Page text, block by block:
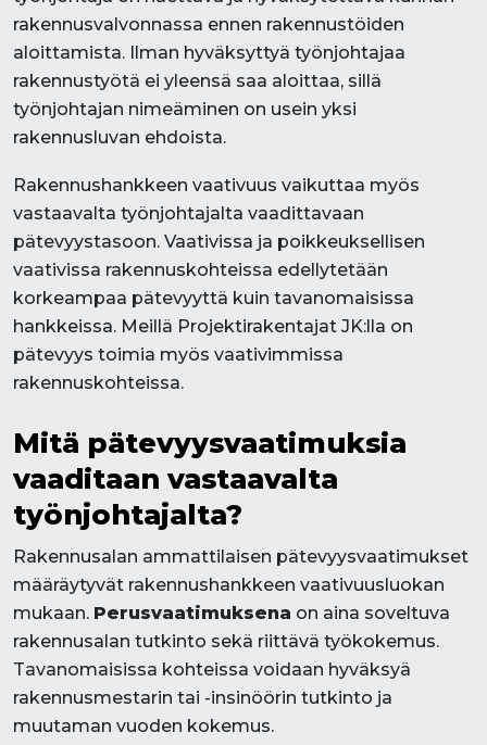
rakennusvalvonnassa ennen rakennustöiden
aloittamista. Ilman hyväksyttyä työnjohtajaa
rakennustyötä ei yleensä saa aloittaa, sillä
työnjohtajan nimeäminen on usein yksi
rakennusluvan ehdoista.
Rakennushankkeen vaativuus vaikuttaa myös
vastaavalta työnjohtajalta vaadittavaan
pätevyystasoon. Vaativissa ja poikkeuksellisen
vaativissa rakennuskohteissa edellytetään
korkeampaa pätevyyttä kuin tavanomaisissa
hankkeissa. Meillä Projektirakentajat JK:lla on
pätevyys toimia myös vaativimmissa
rakennuskohteissa.
Mitä pätevyysvaatimuksia
vaaditaan vastaavalta
työnjohtajalta?
Rakennusalan ammattilaisen pätevyysvaatimukset
määräytyvät rakennushankkeen vaativuusluokan
mukaan. Perusvaatimuksena on aina soveltuva
rakennusalan tutkinto sekä riittävä työkokemus.
Tavanomaisissa kohteissa voidaan hyväksyä
rakennusmestarin tai -insinöörin tutkinto ja
muutaman vuoden kokemus.